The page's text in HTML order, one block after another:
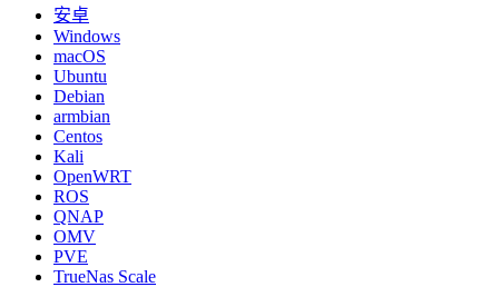
安卓
Windows
macOS
Ubuntu
Debian
armbian
Centos
Kali
OpenWRT
ROS
QNAP
OMV
PVE
TrueNas Scale